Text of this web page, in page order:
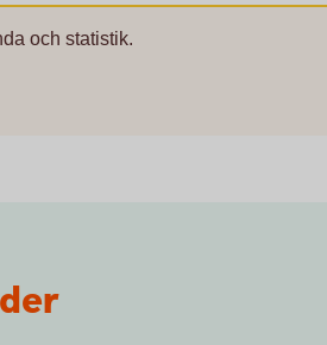
och statistik.